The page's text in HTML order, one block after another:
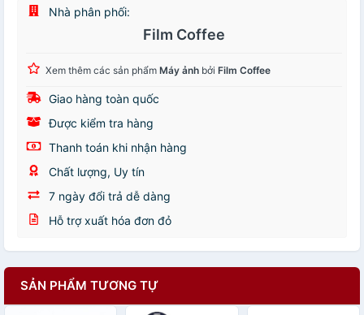
Nhà phân phối:
Film Coffee
Xem thêm các sản phẩm Máy ảnh bởi Film Coffee
Giao hàng toàn quốc
Được kiểm tra hàng
Thanh toán khi nhận hàng
Chất lượng, Uy tín
7 ngày đổi trả dễ dàng
Hỗ trợ xuất hóa đơn đỏ
SẢN PHẨM TƯƠNG TỰ